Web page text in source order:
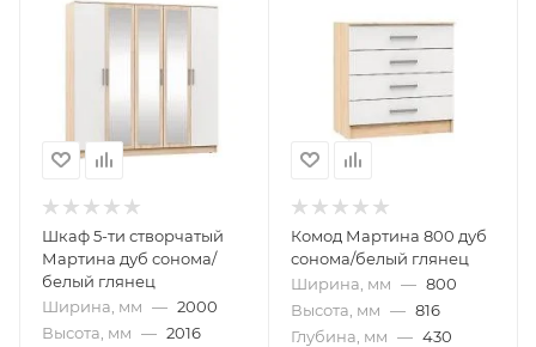
Шкаф 5-ти створчатый
Мартина дуб сонома/
белый глянец
Ширина, мм — 2000
Высота, мм — 2016
Комод Мартина 800 дуб
сонома/белый глянец
Ширина, мм — 800
Высота, мм — 816
Глубина, мм — 430